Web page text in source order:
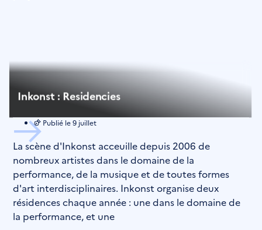
Inkonst : Residencies
Publié le9 juillet
La scène d'Inkonst acceuille depuis 2006 de
nombreux artistes dans le domaine de la
performance, de la musique et de toutes formes
d'art interdisciplinaires. Inkonst organise deux
résidences chaque année : une dans le domaine de
la performance, et une